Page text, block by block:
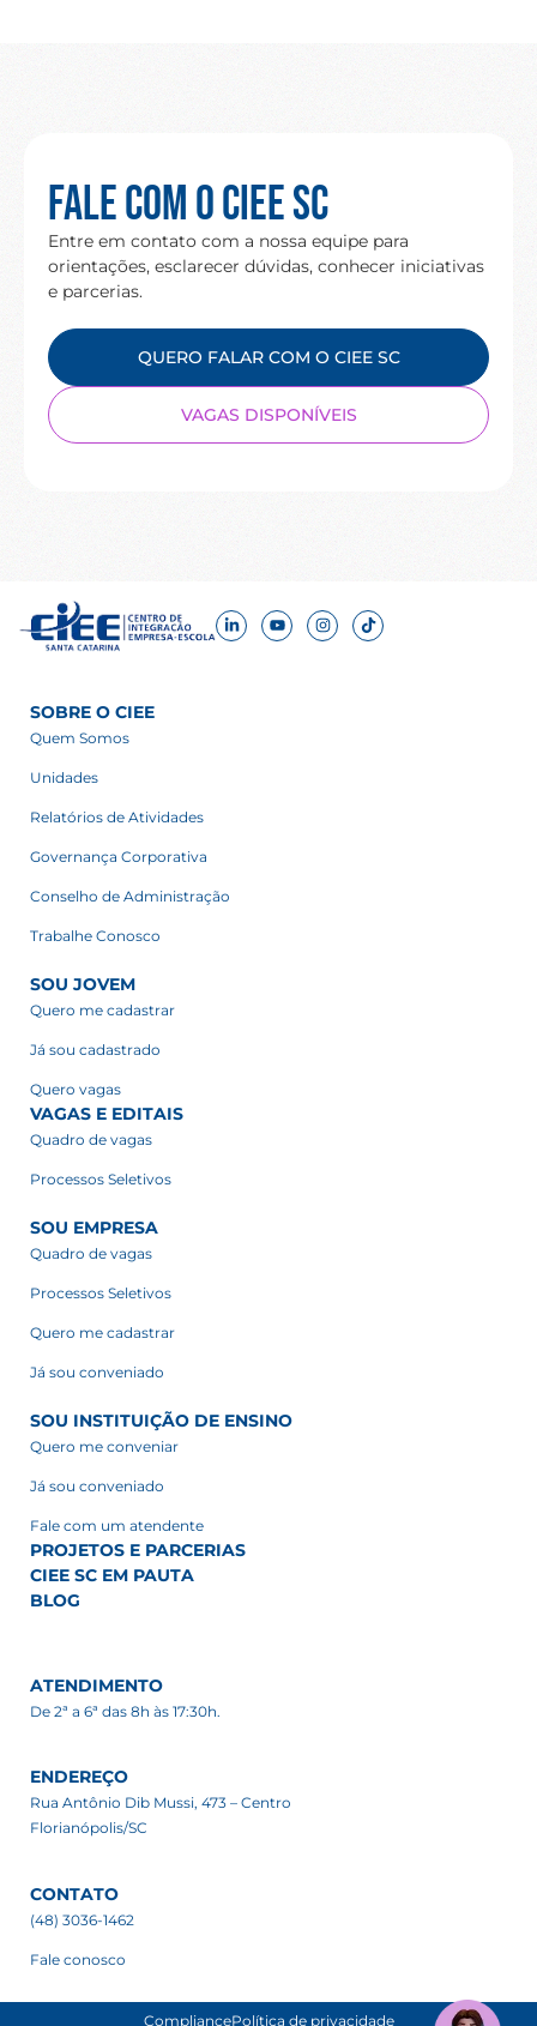
Fale com o CIEE SC
Entre em contato com a nossa equipe para
orientações, esclarecer dúvidas, conhecer iniciativas
e parcerias.
QUERO FALAR COM O CIEE SC
VAGAS DISPONÍVEIS
SOBRE O CIEE
Quem Somos
Unidades
Relatórios de Atividades
Governança Corporativa
Conselho de Administração
Trabalhe Conosco
SOU JOVEM
Quero me cadastrar
Já sou cadastrado
Quero vagas
VAGAS E EDITAIS
Quadro de vagas
Processos Seletivos
SOU EMPRESA
Quadro de vagas
Processos Seletivos
Quero me cadastrar
Já sou conveniado
SOU INSTITUIÇÃO DE ENSINO
Quero me conveniar
Já sou conveniado
Fale com um atendente
PROJETOS E PARCERIAS
CIEE SC EM PAUTA
BLOG
ATENDIMENTO
De 2ª a 6ª das 8h às 17:30h.
ENDEREÇO
Rua Antônio Dib Mussi, 473 – Centro
Florianópolis/SC
CONTATO
(48) 3036-1462
Fale conosco
CompliancePolítica de privacidade